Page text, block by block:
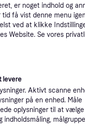
Elegance
- Black
Roeckl
er noget indhold og
få vist denne menu
ved at klikke
Website. Se vores
levere
Aktivt scanne
på en enhed. Måle
oplysninger til at